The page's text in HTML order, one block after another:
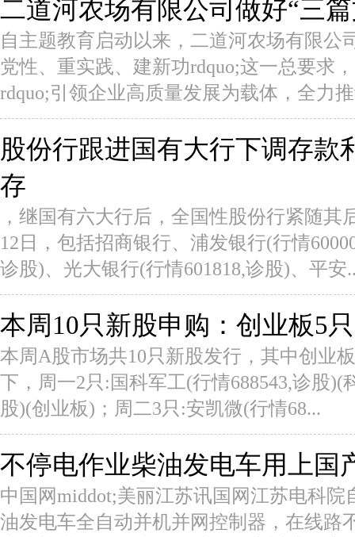
二道河农场有限公司做好“三
自主题教育启动以来，二道河农场有限公
党性、重实践、建新功rdquo;这一总要求
rdquo;引领企业高质量发展为载体，全力
股份行跟进国有大行下调存款
存
，继国有六大行后，全国性股份行紧随
12日，包括招商银行、浦发银行(行情
诊股)、光大银行(行情601818,诊股)、平安
本周10只新股申购：创业板5
本周A股市场共10只新股发行，其中创业
下，周一2只:国科军工(行情688543,诊股)(
股)(创业板)；周二3只:安凯微(行情68...
不停电作业柴油发电车用上国
中国网middot;美丽江苏讯国网江苏电科
油发电车全自动并机并网控制器，在线路